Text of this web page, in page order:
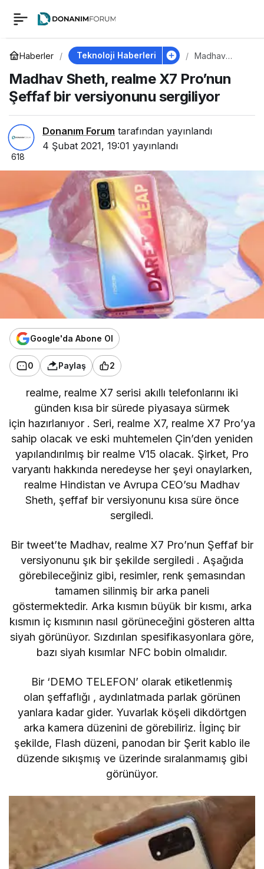
Haberler Teknoloji Haberleri
Madhav
X7 Pro’nun
Şeffaf bir
versiyonunu
sergiliyor
Madhav Sheth, realme X7 Pro’nun
Şeffaf bir versiyonunu sergiliyor
Donanım Forum tarafından yayınlandı
4 Şubat 2021, 19:01 yayınlandı
618
Google'da Abone Ol
0 Paylaş 2
realme, realme X7 serisi akıllı telefonlarını iki
günden kısa bir sürede piyasaya sürmek
için hazırlanıyor . Seri, realme X7, realme X7 Pro’ya
sahip olacak ve eski muhtemelen Çin’den yeniden
yapılandırılmış bir realme V15 olacak. Şirket, Pro
varyantı hakkında neredeyseher şeyi onaylarken,
realme Hindistan ve Avrupa CEO’su Madhav
Sheth, şeffaf bir versiyonunu kısa süre önce
sergiledi.
Bir tweet’teMadhav, realme X7 Pro’nun Şeffaf bir
versiyonunu şık bir şekilde sergiledi . Aşağıda
görebileceğiniz gibi, resimler, renk şemasından
tamamen silinmiş bir arka paneli
göstermektedir. Arka kısmın büyük bir kısmı, arka
kısmın iç kısmının nasıl görüneceğini gösteren altta
siyah görünüyor. Sızdırılan spesifikasyonlara göre,
bazı siyah kısımlar NFC bobin olmalıdır.
Bir ‘DEMO TELEFON’ olarak etiketlenmiş
olan şeffaflığı , aydınlatmada parlak görünen
yanlara kadar gider. Yuvarlak köşeli dikdörtgen
arka kamera düzenini de görebiliriz. İlginç bir
şekilde, Flash düzeni, panodan bir Şerit kablo ile
düzende sıkışmış ve üzerinde sıralanmamış gibi
görünüyor.
Madhav Sheth,
realme X7 Pro’nun
Şeffaf bir
versiyonunu
sergiliyor